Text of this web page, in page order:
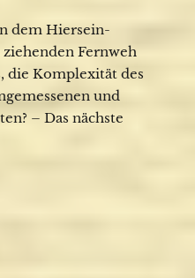
dem Hiersein-
Fernweh
die Komplexität des
und
– Das nächste